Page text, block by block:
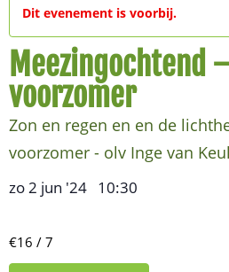
Dit evenement is voorbij.
Meezingochtend
voorzomer
Zon en regen en en de
voorzomer - olv Inge van
zo 2 jun '24 10:30
€16 / 7